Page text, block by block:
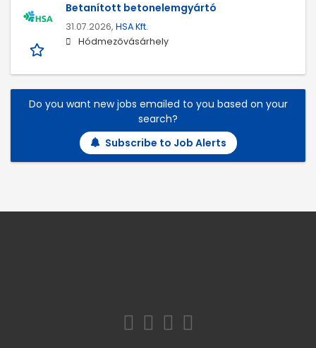
Betanított betonelemgyártó
31.07.2026, HSA Kft.
Hódmezővásárhely
Do you want new jobs emailed to you based on your
search?
Subscribe to Job Alerts